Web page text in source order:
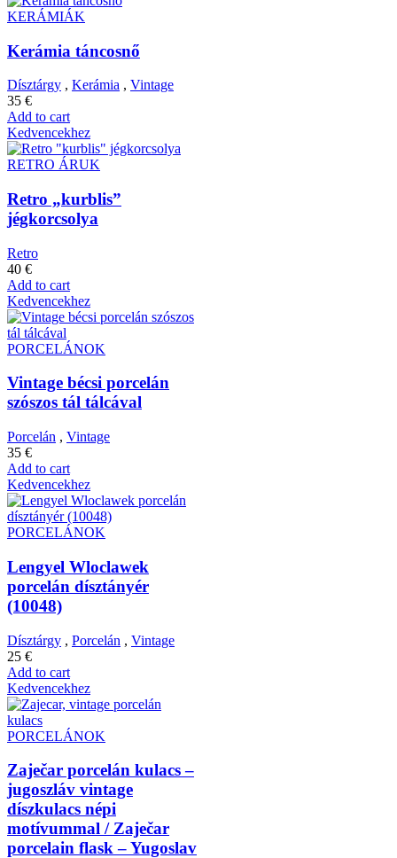
KERÁMIÁK
Kerámia táncosnő
Dísztárgy , Kerámia , Vintage
35 €
Add to cart
Kedvencekhez
RETRO ÁRUK
Retro „kurblis”
jégkorcsolya
Retro
40 €
Add to cart
Kedvencekhez
PORCELÁNOK
Vintage bécsi porcelán
szószos tál tálcával
Porcelán , Vintage
35 €
Add to cart
Kedvencekhez
PORCELÁNOK
Lengyel Wloclawek
porcelán dísztányér
(10048)
Dísztárgy , Porcelán , Vintage
25 €
Add to cart
Kedvencekhez
PORCELÁNOK
Zaječar porcelán kulacs –
jugoszláv vintage
díszkulacs népi
motívummal / Zaječar
porcelain flask – Yugoslav